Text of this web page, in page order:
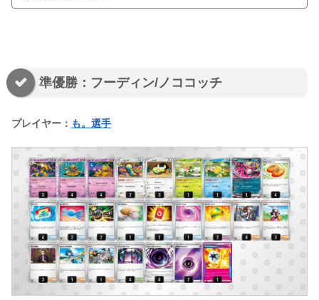
準優勝：フーディン/ノココッチ
プレイヤー： も。選手